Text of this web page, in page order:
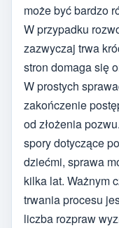
może być bardzo
W przypadku
zazwyczaj trwa
stron domaga się
W prostych
zakończenie
od złożenia
spory dotyczące
dziećmi, sprawa
kilka lat. Ważnym
trwania procesu
liczba rozpraw